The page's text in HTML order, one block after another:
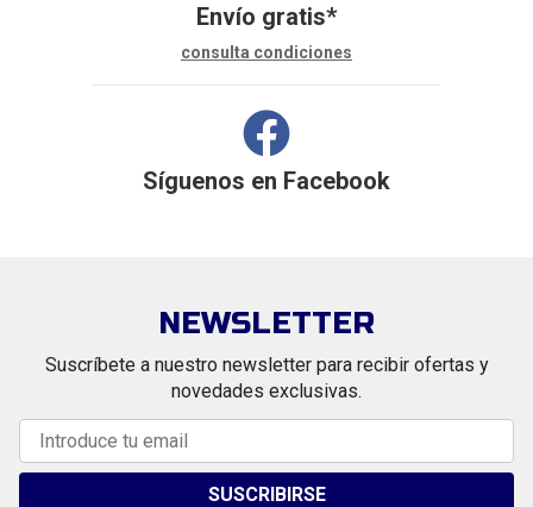
Envío gratis*
consulta condiciones
Síguenos en Facebook
NEWSLETTER
Suscríbete a nuestro newsletter para recibir ofertas y
novedades exclusivas.
SUSCRIBIRSE